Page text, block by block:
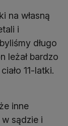
na własną
i
długo
leżał bardzo
11-latki.
inne
sądzie i